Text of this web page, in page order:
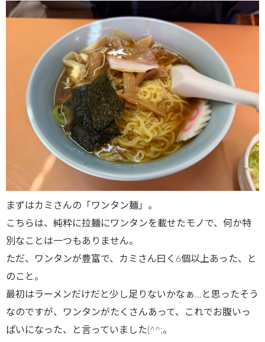
まずはカミさんの「ワンタン麺」。
こちらは、純粋に拉麺にワンタンを載せたモノで、何か特
別なことは一つもありません。
ただ、ワンタンが豊富で、カミさん曰く6個以上あった、と
のこと。
最初はラーメンだけだと少し足りないかなぁ…と思ったそう
なのですが、ワンタンがたくさんあって、これでお腹いっ
ぱいになった、と言っていました(^^;。